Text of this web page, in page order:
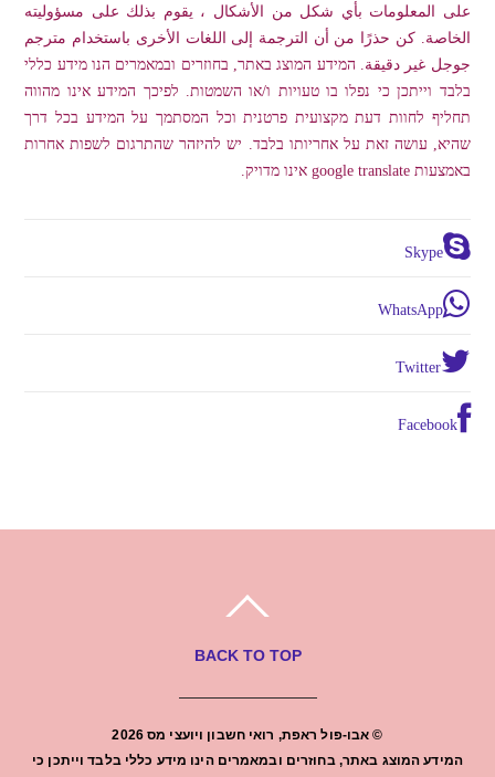
على المعلومات بأي شكل من الأشكال ، يقوم بذلك على مسؤوليته
الخاصة. كن حذرًا من أن الترجمة إلى اللغات الأخرى باستخدام مترجم
جوجل غير دقيقة. המידע המוצג באתר, בחוזרים ובמאמרים הנו מידע כללי
בלבד וייתכן כי נפלו בו טעויות ו/או השמטות. לפיכך המידע אינו מהווה
תחליף לחוות דעת מקצועית פרטנית וכל המסתמך על המידע בכל דרך
שהיא, עושה זאת על אחריותו בלבד. יש להיזהר שהתרגום לשפות אחרות
באמצעות google translate אינו מדויק.
Skype
WhatsApp
Twitter
Facebook
BACK TO TOP
© אבו-פול ראפת, רואי חשבון ויועצי מס2026
המידע המוצג באתר, בחוזרים ובמאמרים הינו מידע כללי בלבד וייתכן כי